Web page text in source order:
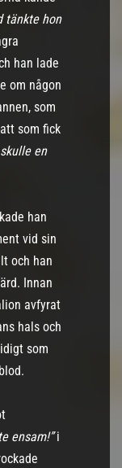
tänkte hon
han lade
om någon
som
som fick
en
han
vid sin
och han
Innan
avfyrat
hals och
som
ensam!”i